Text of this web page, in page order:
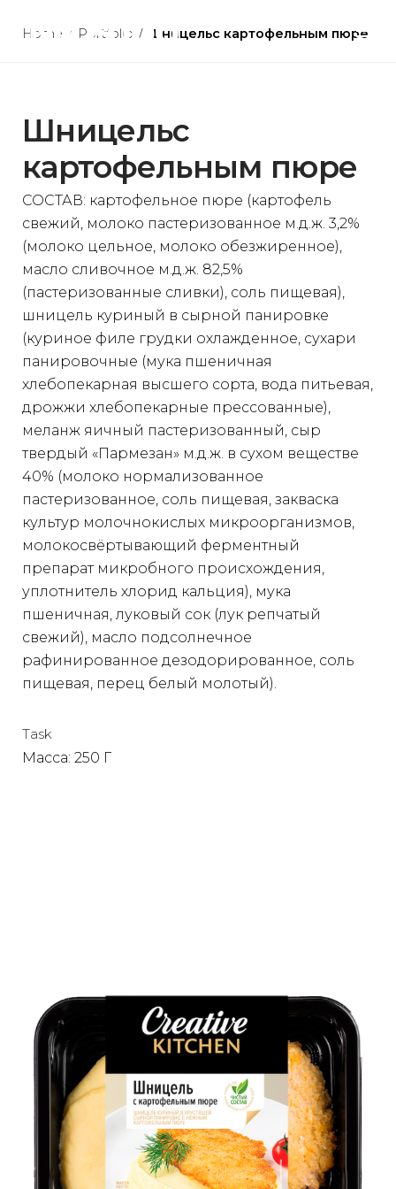
Home / Portfolio / Шницельс картофельным пюре
Шницельс
картофельным пюре
СОСТАВ: картофельное пюре (картофель
свежий, молоко пастеризованное м.д.ж. 3,2%
(молоко цельное, молоко обезжиренное),
масло сливочное м.д.ж. 82,5%
(пастеризованные сливки), соль пищевая),
шницель куриный в сырной панировке
(куриное филе грудки охлажденное, сухари
панировочные (мука пшеничная
хлебопекарная высшего сорта, вода питьевая,
дрожжи хлебопекарные прессованные),
меланж яичный пастеризованный, сыр
твердый «Пармезан» м.д.ж. в сухом веществе
40% (молоко нормализованное
пастеризованное, соль пищевая, закваска
культур молочнокислых микроорганизмов,
молокосвёртывающий ферментный
препарат микробного происхождения,
уплотнитель хлорид кальция), мука
пшеничная, луковый сок (лук репчатый
свежий), масло подсолнечное
рафинированное дезодорированное, соль
пищевая, перец белый молотый).
Task
Масса: 250 Г